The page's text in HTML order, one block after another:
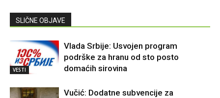
SLIČNE OBJAVE
VESTI
Vlada Srbije: Usvojen program
podrške za hranu od sto posto
domaćih sirovina
Vučić: Dodatne subvencije za